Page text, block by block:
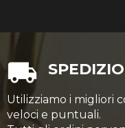
Utilizziamo i migliori
veloci e puntuali.